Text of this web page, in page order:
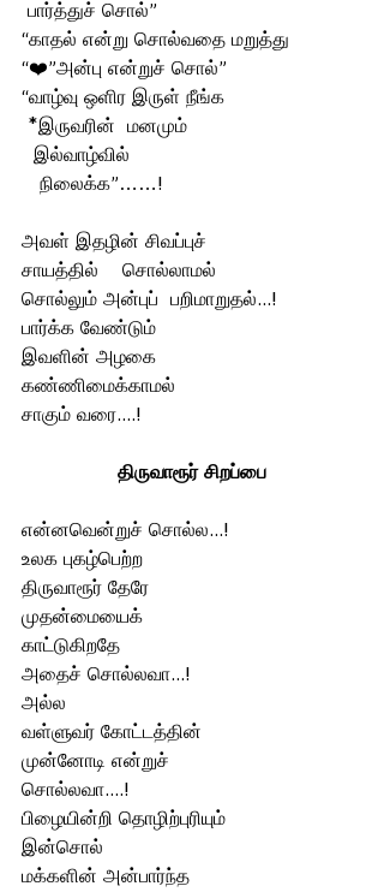
பார்த்துச் சொல்”
“காதல் என்று சொல்வதை மறுத்து
“❤️”அன்பு என்றுச் சொல்”
“வாழ்வு ஒளிர‌ இருள் நீங்க
*இருவரின்  மனமும்
இல்வாழ்வில்
நிலைக்க”……!
அவள் இதழின் சிவப்புச்
சாயத்தில்    சொல்லாமல்
சொல்லும் அன்புப்  பறிமாறுதல்...!
பார்க்க வேண்டும்
இவளின் அழகை
கண்ணிமைக்காமல்
சாகும் வரை....!
திருவாரூர் சிறப்பை
என்னவென்றுச் சொல்ல...!
உலக புகழ்பெற்ற
திருவாரூர் தேரே
முதன்மையைக்
காட்டுகிறதே
அதைச் சொல்லவா...!
அல்ல
வள்ளுவர் கோட்டத்தின்
முன்னோடி என்றுச்
சொல்லவா....!
பிழையின்றி தொழிற்புரியும்
இன்சொல்
மக்களின் அன்பார்ந்த